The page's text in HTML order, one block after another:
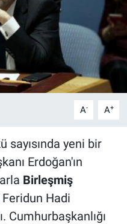
A- A+
sayısında yeni bir
Erdoğan'ın
Birleşmiş
Feridun Hadi
Cumhurbaşkanlığı